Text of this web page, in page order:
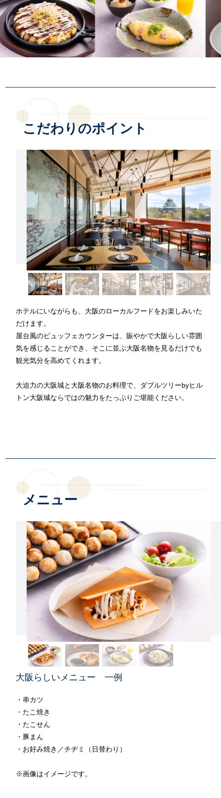
こだわりのポイント
ホテルにいながらも、大阪のローカルフードをお楽しみいた
だけます。
屋台風のビュッフェカウンターは、賑やかで大阪らしい雰囲
気を感じることができ、そこに並ぶ大阪名物を見るだけでも
観光気分を高めてくれます。
大迫力の大阪城と大阪名物のお料理で、ダブルツリーbyヒル
トン大阪城ならではの魅力をたっぷりご堪能ください。
メニュー
大阪らしいメニュー 一例
・串カツ
・たこ焼き
・たこせん
・豚まん
・お好み焼き／チヂミ（日替わり）
※画像はイメージです。